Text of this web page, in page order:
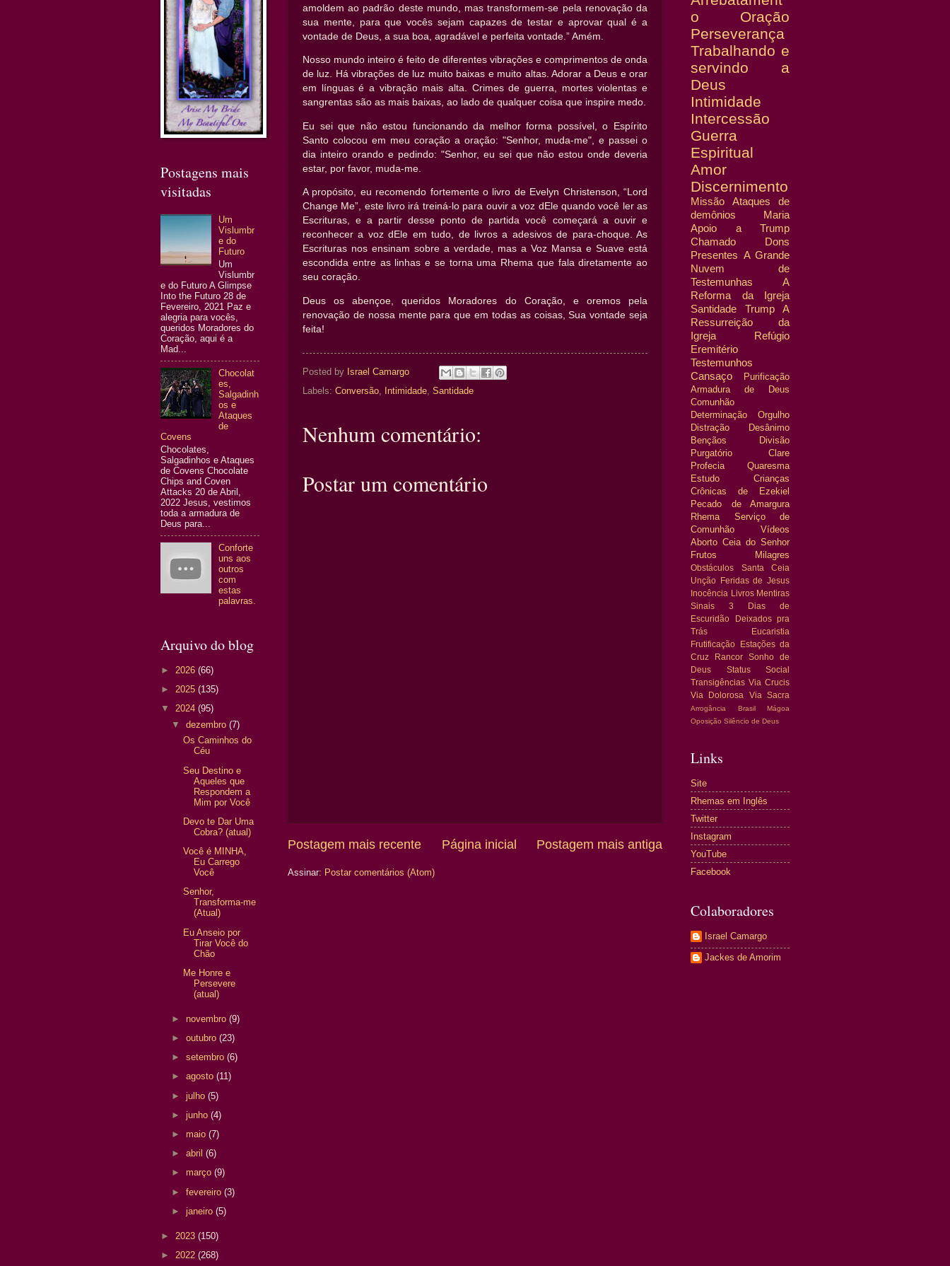
amoldem ao padrão deste mundo, mas transformem-se pela renovação da
sua mente, para que vocês sejam capazes de testar e aprovar qual é a
vontade de Deus, a sua boa, agradável e perfeita vontade.” Amém.
Nosso mundo inteiro é feito de diferentes vibrações e comprimentos de onda
de luz. Há vibrações de luz muito baixas e muito altas. Adorar a Deus e orar
em línguas é a vibração mais alta. Crimes de guerra, mortes violentas e
sangrentas são as mais baixas, ao lado de qualquer coisa que inspire medo.
Eu sei que não estou funcionando da melhor forma possível, o Espírito
Santo colocou em meu coração a oração: "Senhor, muda-me", e passei o
dia inteiro orando e pedindo: "Senhor, eu sei que não estou onde deveria
estar, por favor, muda-me.
A propósito, eu recomendo fortemente o livro de Evelyn Christenson, “Lord
Change Me”, este livro irá treiná-lo para ouvir a voz dEle quando você ler as
Escrituras, e a partir desse ponto de partida você começará a ouvir e
reconhecer a voz dEle em tudo, de livros a adesivos de para-choque. As
Escrituras nos ensinam sobre a verdade, mas a Voz Mansa e Suave está
escondida entre as linhas e se torna uma Rhema que fala diretamente ao
seu coração.
Deus os abençoe, queridos Moradores do Coração, e oremos pela
renovação de nossa mente para que em todas as coisas, Sua vontade seja
feita!
Posted by Israel Camargo
Labels: Conversão Intimidade Santidade
Nenhum comentário:
Postar um comentário
Postagem mais recente Postagem mais antiga
Página inicial
Assinar: Postar comentários (Atom)
Postagens mais
visitadas
Um
Vislumbr
e do
Futuro
Um
Vislumbr
e do Futuro A Glimpse
Into the Futuro 28 de
Fevereiro, 2021 Paz e
alegria para vocês,
queridos Moradores do
Coração, aqui é a
Mad...
Chocolat
es,
Salgadinh
os e
Ataques
de
Covens
Chocolates,
Salgadinhos e Ataques
de Covens Chocolate
Chips and Coven
Attacks 20 de Abril,
2022 Jesus, vestimos
toda a armadura de
Deus para...
Conforte
uns aos
outros
com
estas
palavras.
Arquivo do blog
► 2026 (66)
► 2025 (135)
▼ 2024 (95)
▼dezembro(7)
Os Caminhos do
Céu
Seu Destino e
Aqueles que
Respondem a
Mim por Você
Devo te Dar Uma
Cobra? (atual)
Você é MINHA,
Eu Carrego
Você
Senhor,
Transforma-me
(Atual)
Eu Anseio por
Tirar Você do
Chão
Me Honre e
Persevere
(atual)
► novembro(9)
►outubro(23)
►setembro(6)
►agosto(11)
►julho(5)
►junho(4)
► maio(7)
►abril(6)
► março(9)
►fevereiro(3)
►janeiro(5)
► 2023 (150)
► 2022 (268)
o
Oração
Perseverança
Trabalhando e
servindo a
Deus
Intimidade
Intercessão
Guerra
Espiritual
Amor
Discernimento
Missão
Ataques de
demônios
Maria
Apoio a Trump
Chamado
Dons
Presentes A Grande
Nuvem de
Testemunhas
A
Reforma da Igreja
Santidade
Trump
A
Ressurreição da
Igreja
Refúgio
Eremitério
Testemunhos
Cansaço
Purificação
Armadura de Deus
Comunhão
Determinação
Orgulho
Distração
Desânimo
Bençãos
Divisão
Purgatório
Clare
Profecia
Quaresma
Estudo
Crianças
Crônicas de Ezekiel
Pecado de Amargura
Rhema
Serviço de
Comunhão
Vídeos
Aborto Ceia do Senhor
Frutos
Milagres
Obstáculos
Santa Ceia
Unção
Feridas de Jesus
Inocência
Livros Mentiras
Sinais
3 Dias de
Escuridão
Deixados pra
Trás
Eucaristia
Frutificação
Estações da
Cruz
Rancor
Sonho de
Deus
Status Social
Transigências Via Crucis
Via Dolorosa
Via Sacra
Arrogância Brasil
Mágoa
Oposição Silêncio de Deus
Links
Site
Rhemas em Inglês
Twitter
Instagram
YouTube
Facebook
Colaboradores
Israel Camargo
Jackes de Amorim